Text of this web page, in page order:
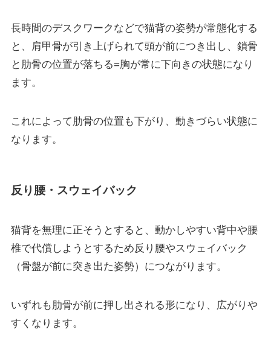
長時間のデスクワークなどで猫背の姿勢が常態化する
と、肩甲骨が引き上げられて頭が前につき出し、鎖骨
と肋骨の位置が落ちる=胸が常に下向きの状態になり
ます。
これによって肋骨の位置も下がり、動きづらい状態に
なります。
反り腰・スウェイバック
猫背を無理に正そうとすると、動かしやすい背中や腰
椎で代償しようとするため反り腰やスウェイバック
（骨盤が前に突き出た姿勢）につながります。
いずれも肋骨が前に押し出される形になり、広がりや
すくなります。